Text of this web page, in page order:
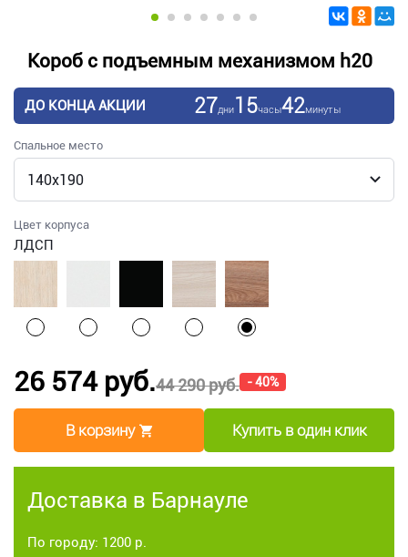
Короб с подъемным механизмом h20
ДО КОНЦА АКЦИИ 27дни15часы42минуты
Спальное место
Цвет корпуса
ЛДСП
44 290 руб. - 40%
26 574 руб.
В корзину Купить в один клик
Доставка в Барнауле
По городу: 1200 р.